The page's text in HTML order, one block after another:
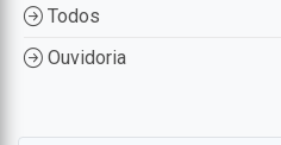
Todos
Ouvidoria